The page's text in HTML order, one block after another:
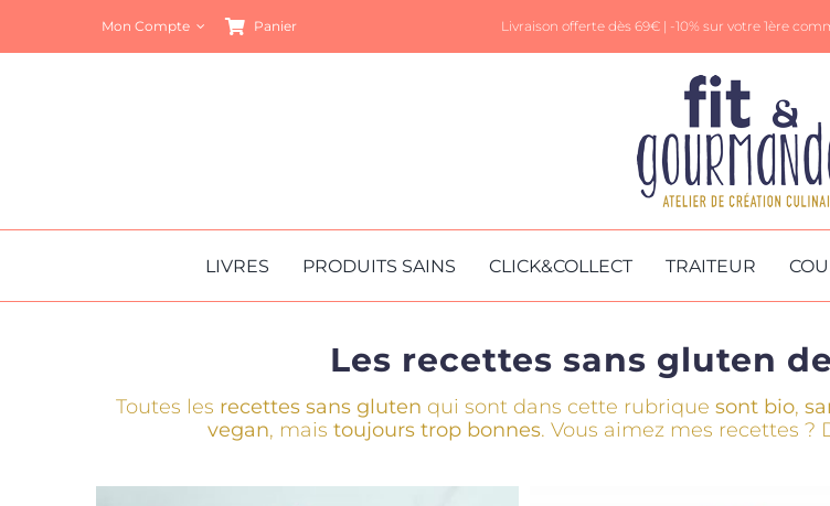
contenu
Mon Compte Panier Livraison offerte dès 69€ | -10% sur votre 1ère
LIVRES PRODUITS SAINS CLICK&COLLECT TRAITEUR
Les recettes sans gluten
Toutes les recettes sans gluten qui sont dans cette rubrique sont bio,
vegan, mais toujours trop bonnes. Vous aimez mes recettes ?